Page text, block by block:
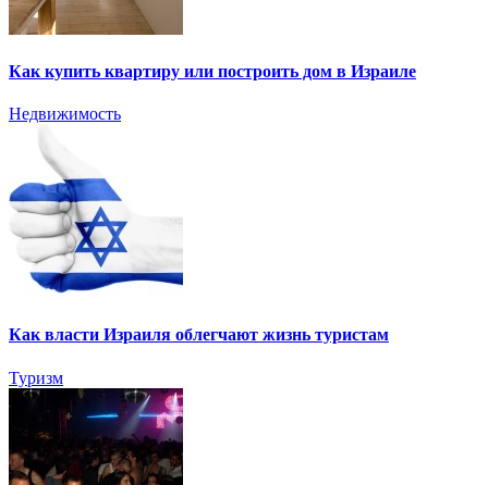
Как купить квартиру или построить дом в Израиле
Недвижимость
Как власти Израиля облегчают жизнь туристам
Туризм